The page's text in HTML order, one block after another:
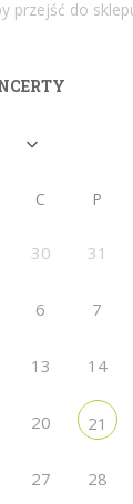
przejść do
C P
30 31
6 7
13 14
20 21
27 28